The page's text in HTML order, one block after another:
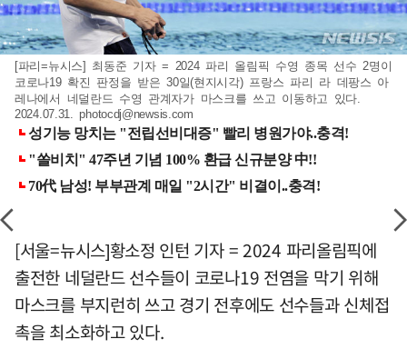
[파리=뉴시스] 최동준 기자 = 2024 파리 올림픽 수영 종목 선수 2명이
코로나19 확진 판정을 받은 30일(현지시각) 프랑스 파리 라 데팡스 아
레나에서 네덜란드 수영 관계자가 마스크를 쓰고 이동하고 있다.
2024.07.31.photocdj@newsis.com
[서울=뉴시스]황소정 인턴 기자 = 2024 파리올림픽에
출전한 네덜란드 선수들이 코로나19 전염을 막기 위해
마스크를 부지런히 쓰고 경기 전후에도 선수들과 신체접
촉을 최소화하고 있다.